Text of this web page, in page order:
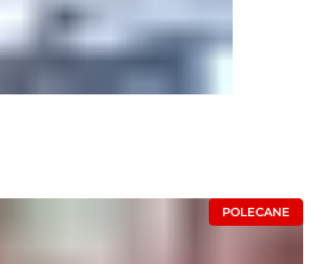
POLECANE